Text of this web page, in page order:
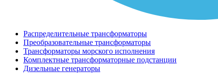
Распределительные трансформаторы
Преобразовательные трансформаторы
Трансформаторы морского исполнения
Комплектные трансформаторные подстанции
Дизельные генераторы